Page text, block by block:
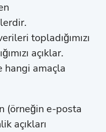
topladığımızı
açıklar.
hangi amaçla
(örneğin e-posta
açıkları